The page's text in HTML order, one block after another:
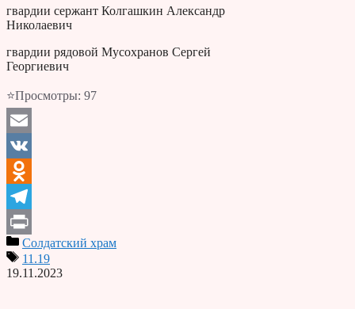
гвардии сержант Колгашкин Александр
Николаевич
гвардии рядовой Мусохранов Сергей
Георгиевич
⭐Просмотры: 97
Email
VK
Odnoklassniki
Telegram
PrintСолдатский храм
11.19
19.11.2023